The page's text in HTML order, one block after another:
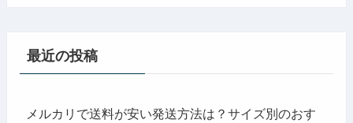
最近の投稿
メルカリで送料が安い発送方法は？サイズ別のおす